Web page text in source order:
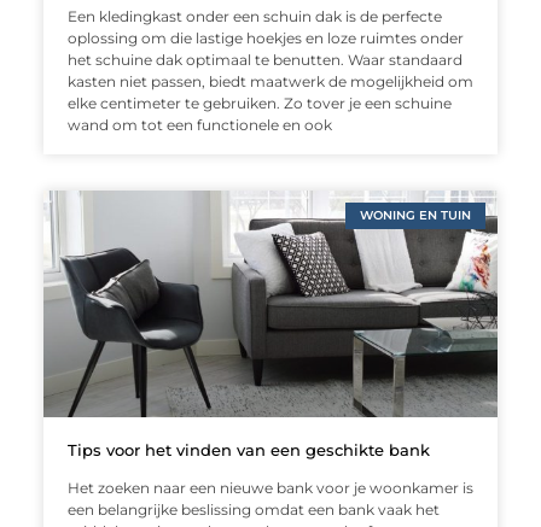
Een kledingkast onder een schuin dak is de perfecte
oplossing om die lastige hoekjes en loze ruimtes onder
het schuine dak optimaal te benutten. Waar standaard
kasten niet passen, biedt maatwerk de mogelijkheid om
elke centimeter te gebruiken. Zo tover je een schuine
wand om tot een functionele en ook
WONING EN TUIN
Tips voor het vinden van een geschikte bank
Het zoeken naar een nieuwe bank voor je woonkamer is
een belangrijke beslissing omdat een bank vaak het